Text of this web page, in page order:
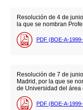
Resolución de 4 de
la que se nombran
PDF (BOE-A-
Resolución de 7 de
Madrid, por la que se
de Universidad del área
PDF (BOE-A-